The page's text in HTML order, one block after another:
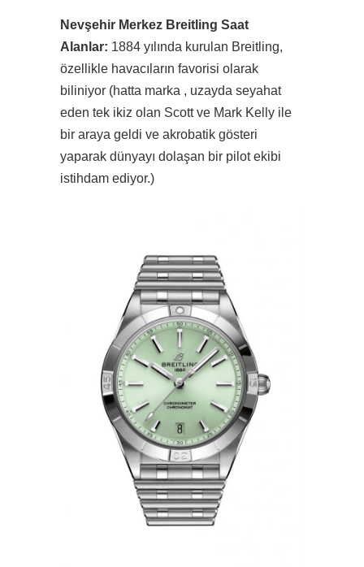
Nevşehir Merkez Breitling Saat
Alanlar: 1884 yılında kurulan Breitling,
özellikle havacıların favorisi olarak
biliniyor (hatta marka , uzayda seyahat
eden tek ikiz olan Scott ve Mark Kelly ile
bir araya geldi ve akrobatik gösteri
yaparak dünyayı dolaşan bir pilot ekibi
istihdam ediyor.)